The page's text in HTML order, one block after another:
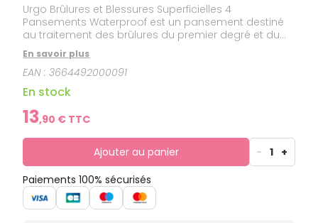
Urgo Brûlures et Blessures Superficielles 4
Pansements Waterproof est un pansement destiné
au traitement des brûlures du premier degré et du
second degré superficiel (cloque) ainsi que des
blessures superficielles (écorchures, coupures).Son
tulle contient la technologie lipidocolloïde (TLC), une
association unique de particules d'hydrocolloïde et
de vaseline. Cette formule soulage la douleur et
favorise la cicatrisation. De plus, le pansement
n'adhère pas à la plaie et permet un retrait
indolore.Grand format : 10 x 7 cm.
En savoir plus
EAN :3664492000091
En stock
13,90 € TTC
Ajouter au panier - 1 +
Paiements 100% sécurisés